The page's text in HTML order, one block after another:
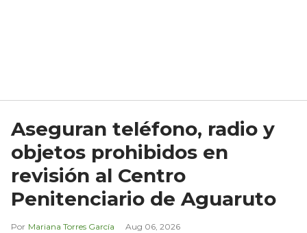
Aseguran teléfono, radio y
objetos prohibidos en
revisión al Centro
Penitenciario de Aguaruto
Mariana Torres García Aug 06, 2026